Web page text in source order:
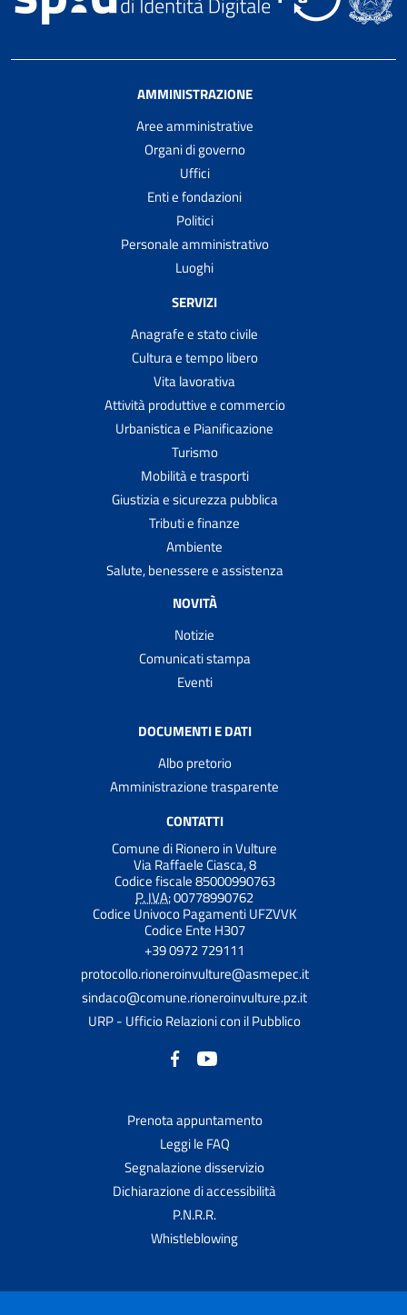
AMMINISTRAZIONE
Aree amministrative
Organi di governo
Uffici
Enti e fondazioni
Politici
Personale amministrativo
Luoghi
SERVIZI
Anagrafe e stato civile
Cultura e tempo libero
Vita lavorativa
Attività produttive e commercio
Urbanistica e Pianificazione
Turismo
Mobilità e trasporti
Giustizia e sicurezza pubblica
Tributi e finanze
Ambiente
Salute, benessere e assistenza
NOVITÀ
Notizie
Comunicati stampa
Eventi
DOCUMENTI E DATI
Albo pretorio
Amministrazione trasparente
CONTATTI
Comune di Rionero in Vulture
Via Raffaele Ciasca, 8
Codice fiscale 85000990763
P. IVA:00778990762
Codice Univoco Pagamenti UFZVVK
Codice Ente H307
+39 0972 729111
protocollo.rioneroinvulture@asmepec.it
sindaco@comune.rioneroinvulture.pz.it
URP - Ufficio Relazioni con il Pubblico
Prenota appuntamento
Leggi le FAQ
Segnalazione disservizio
Dichiarazione di accessibilità
P.N.R.R.
Whistleblowing